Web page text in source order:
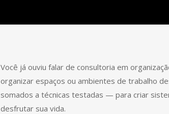
Você já ouviu falar de consultoria em
organizar espaços ou ambientes de trabalho
somados a técnicas testadas — para criar
desfrutar sua vida.